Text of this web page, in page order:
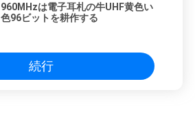
960MHzは電子耳札の牛UHF黄色い
色96ビットを耕作する
続行